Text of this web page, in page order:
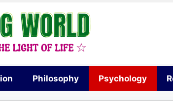
Philosophy Psychology